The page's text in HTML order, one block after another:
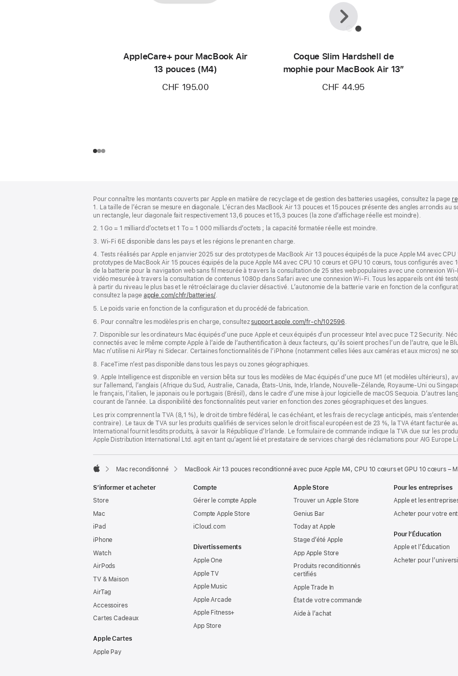
AppleCare+ pour MacBook Air
13 pouces (M4)
CHF 195.00
Coque Slim Hardshell de
mophie pour MacBook Air 13″
CHF 44.95
Précédent
Suivant
de
page
de
bas
page
Pour connaître les montants couverts par Apple en matière de recyclage et de gestion des batteries usagées, consultez la page
1. La taille de l’écran se mesure en diagonale. L’écran des MacBook Air 13 pouces et 15 pouces présente des angles arrondis au
un rectangle, leur diagonale fait respectivement 13,6 pouces et 15,3 pouces (la zone d’affichage réelle est moindre).
2. 1 Go = 1 milliard d’octets et 1 To = 1 000 milliards d’octets ; la capacité formatée réelle est moindre.
3. Wi-Fi 6E disponible dans les pays et les régions le prenant en charge.
4. Tests réalisés par Apple en janvier 2025 sur des prototypes de MacBook Air 13 pouces équipés de la puce Apple M4 avec
prototypes de MacBook Air 15 pouces équipés de la puce Apple M4 avec CPU 10 cœurs et GPU 10 cœurs, tous configurés avec
de la batterie pour la navigation web sans fil mesurée à travers la consultation de 25 sites web populaires avec une connexion
vidéo mesurée à travers la consultation de contenus 1080p dans Safari avec une connexion Wi-Fi. Tous les appareils ont été
à partir du niveau le plus bas et le rétroéclairage du clavier désactivé. L’autonomie de la batterie varie en fonction de la
consultez la page apple.com/chfr/batteries/.
5. Le poids varie en fonction de la configuration et du procédé de fabrication.
6. Pour connaître les modèles pris en charge, consultezsupport.apple.com/fr-ch/102596
7. Disponible sur les ordinateurs Mac équipés d’une puce Apple et ceux équipés d’un processeur Intel avec puce T2 Security.
connectés avec le même compte Apple à l’aide de l’authentification à deux facteurs, qu’ils soient proches l’un de l’autre, que le
Mac n’utilise ni AirPlay ni Sidecar. Certaines fonctionnalités de l’iPhone (notamment celles liées aux caméras et aux micros) ne
8. FaceTime n’est pas disponible dans tous les pays ou zones géographiques.
9. Apple Intelligence est disponible en version bêta sur tous les modèles de Mac équipés d’une puce M1 (et modèles ultérieurs),
sur l’allemand, l’anglais (Afrique du Sud, Australie, Canada, États-Unis, Inde, Irlande, Nouvelle-Zélande, Royaume-Uni ou
le français, l’italien, le japonais ou le portugais (Brésil), dans le cadre d’une mise à jour logicielle de macOS Sequoia. D’autres
courant de l’année. La disponibilité des fonctionnalités peut varier en fonction des zones géographiques et des langues.
Les prix comprennent la TVA (8,1 %), le droit de timbre fédéral, le cas échéant, et les frais de recyclage anticipés, mais
contraire). Le taux de TVA sur les produits qualifiés de services selon le droit fiscal européen est de 23 %, la TVA étant facturée
International fournit lesdits produits, à savoir la République d’Irlande. Le formulaire de commande indique la TVA due sur les
Apple Distribution International Ltd. agit en tant qu’agent lié et prestataire de services chargé des réclamations pour AIG Europe
Mac reconditionné MacBook Air 13 pouces reconditionné avec puce Apple M4, CPU 10 cœurs et GPU 10 cœurs –
S’informer et acheter
Store
Mac
iPad
iPhone
Watch
AirPods
TV & Maison
AirTag
Accessoires
Cartes Cadeaux
Apple Cartes
Apple Pay
Compte
Gérer le compte Apple
Compte Apple Store
iCloud.com
Divertissements
Apple One
Apple TV
Apple Music
Apple Arcade
Apple Fitness+
App Store
Apple Store
Trouver un Apple Store
Genius Bar
Today at Apple
Stage d’été Apple
App Apple Store
Produits reconditionnés
certifiés
Apple Trade In
État de votre commande
Aide à l’achat
Pour les entreprises
Apple et les
Acheter pour votre
Pour l’Éducation
Apple et l’Éducation
Acheter pour